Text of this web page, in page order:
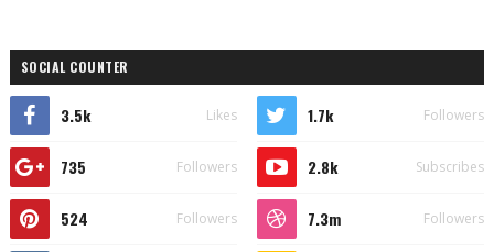
SOCIAL COUNTER
3.5k Likes 1.7k Followers
735 Followers 2.8k Subscribes
524 Followers 7.3m Followers